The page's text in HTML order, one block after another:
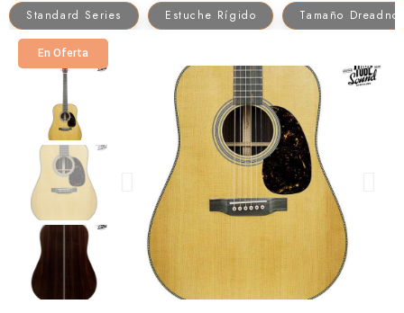
Standard Series Estuche Rígido Tamaño
En Oferta